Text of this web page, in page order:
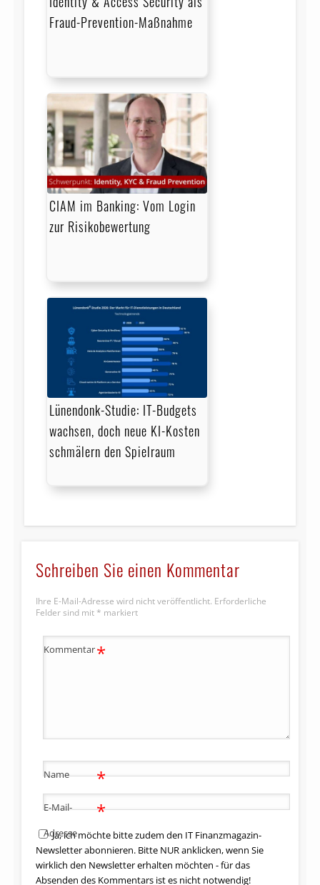
Fraud-Prevention-Maßnahme
CIAM im Banking: Vom Login
zur Risikobewertung
Lünendonk-Studie: IT-Budgets
wachsen, doch neue KI-Kosten
schmälern den Spielraum
Schreiben Sie einen Kommentar
Ihre E-Mail-Adresse wird nicht veröffentlicht. Erforderliche
Felder sind mit * markiert
Kommentar*
Name *
E-Mail-
Adresse
*
Ja, ich möchte bitte zudem den IT Finanzmagazin-
Newsletter abonnieren. Bitte NUR anklicken, wenn Sie
wirklich den Newsletter erhalten möchten - für das
Absenden des Kommentars ist es nicht notwendig!